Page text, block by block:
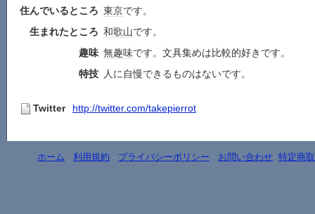
住んでいるところ 東京です。
生まれたところ 和歌山です。
趣味 無趣味です。文具集めは比較的好きです。
特技 人に自慢できるものはないです。
Twitter http://twitter.com/takepierrot
ホーム - 利用規約 - プライバシーポリシー - お問い合わせ- 特定商